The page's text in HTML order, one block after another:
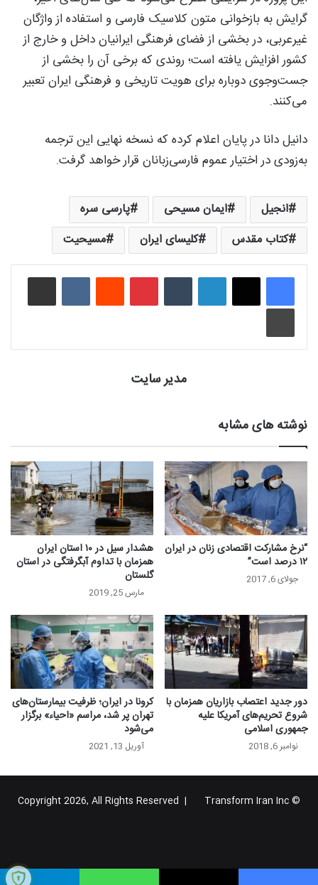
گرایش به بازخوانی متون کلاسیک فارسی و استفاده از واژگان
غیرعربی، در بخشی از فضای فرهنگی ایرانیان داخل و خارج از
کشور افزایش یافته است؛ روندی که برخی آن را بخشی از
جست‌وجوی دوباره برای هویت تاریخی و فرهنگی ایران تعبیر
می‌کنند.
دانیل دانا در پایان اعلام کرده که نسخه نهایی این ترجمه
به‌زودی در اختیار عموم فارسی‌زبانان قرار خواهد گرفت.
انجیل ایمان مسیحی
پارسی سره
کتاب مقدس
کلیسای ایران مسیحیت
لینکدین ‫تامبلر ‫پین‌ترست‫رددیت ‫VKontakteاشتراک گذاری از طریق ایمیل
چاپ
مدیر سایت
نوشته های مشابه
“نرخ مشارکت اقتصادی زنان در ایران
۱۲ درصد است”
جولای 6, 2017
هشدار سیل در ۱۰ استان ایران
همزمان با تداوم آبگرفتگی در استان
گلستان
مارس 25, 2019
دور جدید اعتصاب بازاریان همزمان با
شروع تحریم‌های آمریکا علیه
جمهوری اسلامی
نوامبر 6, 2018
کرونا در ایران؛ ظرفیت بیمارستان‌های
تهران پر شد، مراسم «احیاء» برگزار
می‌شود‎
آوریل 13, 2021
© Copyright 2026, All Rights Reserved |
Transform Iran Inc
بوک
پلاس